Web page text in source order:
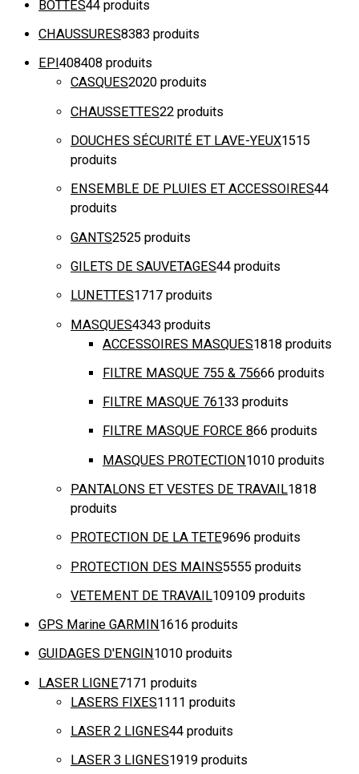
BOTTES44 produits
CHAUSSURES8383 produits
EPI 408408 produits
CASQUES2020 produits
CHAUSSETTES22 produits
DOUCHES SÉCURITÉ ET LAVE-YEUX1515
produits
ENSEMBLE DE PLUIES ET ACCESSOIRES44
produits
GANTS2525 produits
GILETS DE SAUVETAGES44 produits
LUNETTES1717 produits
MASQUES4343 produits
ACCESSOIRES MASQUES1818 produits
FILTRE MASQUE 755 & 75666 produits
FILTRE MASQUE 76133 produits
FILTRE MASQUE FORCE 866 produits
MASQUES PROTECTION1010 produits
PANTALONS ET VESTES DE TRAVAIL1818
produits
PROTECTION DE LA TETE9696 produits
PROTECTION DES MAINS5555 produits
VETEMENT DE TRAVAIL109109 produits
GPS Marine GARMIN 1616 produits
GUIDAGES D'ENGIN 1010 produits
LASER LIGNE7171 produits
LASERS FIXES1111 produits
LASER 2 LIGNES44 produits
LASER 3 LIGNES1919 produits